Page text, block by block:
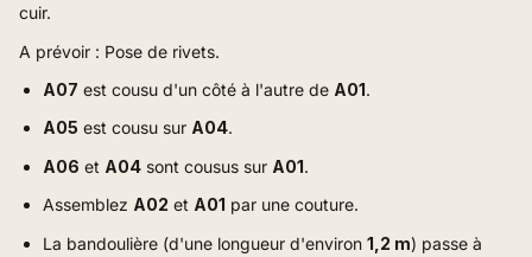
cuir.
A prévoir : Pose de rivets.
A07 est cousu d'un côté à l'autre de A01.
A05 est cousu sur A04.
A06 et A04 sont cousus sur A01.
Assemblez A02 et A01 par une couture.
La bandoulière (d'une longueur d'environ 1,2 m) passe à